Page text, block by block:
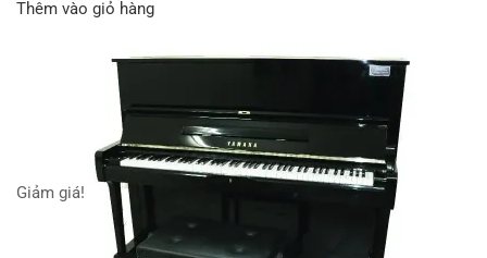
Thêm vào giỏ hàng
Giảm giá!